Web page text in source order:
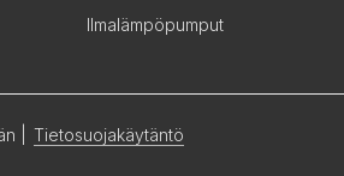
Ilmalämpöpumput
Tietosuojakäytäntö